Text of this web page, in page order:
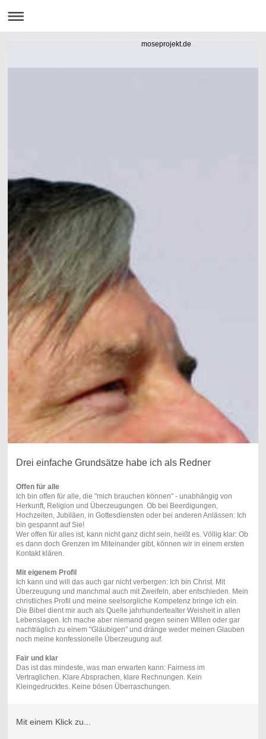
moseprojekt.de
Drei einfache Grundsätze habe ich als Redner
Offen für alle
Ich bin offen für alle, die "mich brauchen können" - unabhängig von
Herkunft, Religion und Überzeugungen. Ob bei Beerdigungen,
Hochzeiten, Jubiläen, in Gottesdiensten oder bei anderen Anlässen: Ich
bin gespannt auf Sie!
Wer offen für alles ist, kann nicht ganz dicht sein, heißt es. Völlig klar: Ob
es dann doch Grenzen im Miteinander gibt, können wir in einem ersten
Kontakt klären.
Mit eigenem Profil
Ich kann und will das auch gar nicht verbergen: Ich bin Christ. Mit
Überzeugung und manchmal auch mit Zweifeln, aber entschieden. Mein
christliches Profil und meine seelsorgliche Kompetenz bringe ich ein.
Die Bibel dient mir auch als Quelle jahrhundertealter Weisheit in allen
Lebenslagen. Ich mache aber niemand gegen seinen Willen oder gar
nachträglich zu einem "Gläubigen" und dränge weder meinen Glauben
noch meine konfessionelle Überzeugung auf.
Fair und klar
Das ist das mindeste, was man erwarten kann: Fairness im
Vertraglichen. Klare Absprachen, klare Rechnungen. Kein
Kleingedrucktes. Keine bösen Überraschungen.
Mit einem Klick zu...